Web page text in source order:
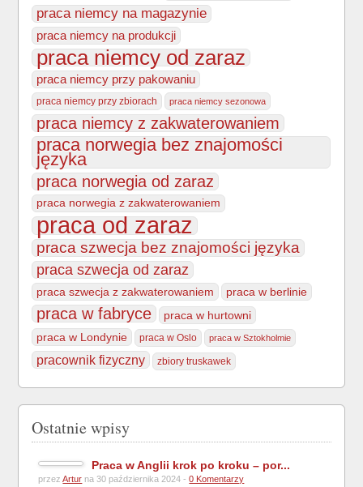
praca niemcy na magazynie
praca niemcy na produkcji
praca niemcy od zaraz
praca niemcy przy pakowaniu
praca niemcy przy zbiorach praca niemcy sezonowa
praca niemcy z zakwaterowaniem
praca norwegia bez znajomości
języka
praca norwegia od zaraz
praca norwegia z zakwaterowaniem
praca od zaraz
praca szwecja bez znajomości języka
praca szwecja od zaraz
praca szwecja z zakwaterowaniem praca w berlinie
praca w fabryce
praca w hurtowni
praca w Londynie
praca w Oslo praca w Sztokholmie
pracownik fizyczny zbiory truskawek
Ostatnie wpisy
Praca w Anglii krok po kroku – por...
przezArtur na 30 października 2024 -0 Komentarzy